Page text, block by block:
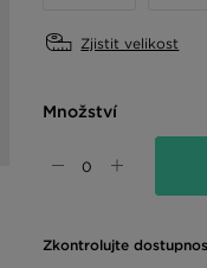
Zjistit velikost
Množství
Zkontrolujte